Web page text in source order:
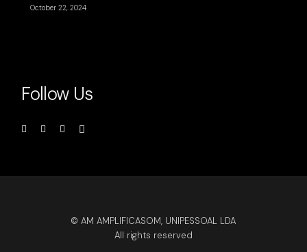
October 22, 2024
Follow Us
© AM AMPLIFICASOM, UNIPESSOAL LDA
All rights reserved